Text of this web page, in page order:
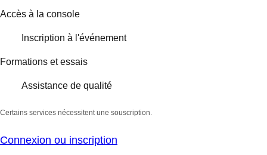
Accès à la console
Inscription à l'événement
Formations et essais
Assistance de qualité
Certains services nécessitent une souscription.
Connexion ou inscription